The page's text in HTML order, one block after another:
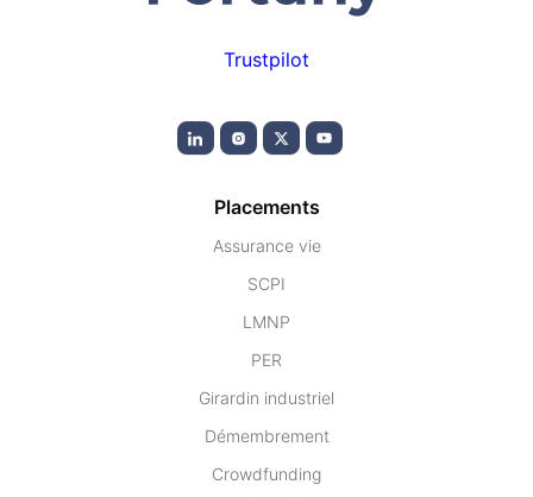
Trustpilot
Placements
Assurance vie
SCPI
LMNP
PER
Girardin industriel
Démembrement
Crowdfunding